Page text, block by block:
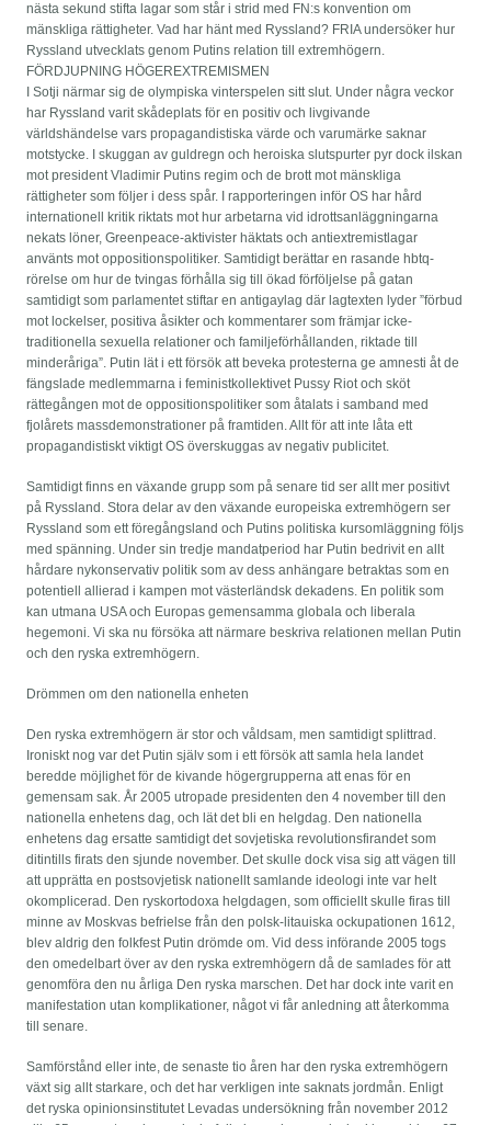
nästa sekund stifta lagar som står i strid med FN:s konvention om
mänskliga rättigheter. Vad har hänt med Ryssland? FRIA undersöker hur
Ryssland utvecklats genom Putins relation till extremhögern.
FÖRDJUPNING HÖGEREXTREMISMEN
I Sotji närmar sig de olympiska vinterspelen sitt slut. Under några veckor
har Ryssland varit skådeplats för en positiv och livgivande
världshändelse vars propagandistiska värde och varumärke saknar
motstycke. I skuggan av guldregn och heroiska slutspurter pyr dock ilskan
mot president Vladimir Putins regim och de brott mot mänskliga
rättigheter som följer i dess spår. I rapporteringen inför OS har hård
internationell kritik riktats mot hur arbetarna vid idrottsanläggningarna
nekats löner, Greenpeace-aktivister häktats och antiextremistlagar
använts mot oppositionspolitiker. Samtidigt berättar en rasande hbtq-
rörelse om hur de tvingas förhålla sig till ökad förföljelse på gatan
samtidigt som parlamentet stiftar en antigaylag där lagtexten lyder ”förbud
mot lockelser, positiva åsikter och kommentarer som främjar icke-
traditionella sexuella relationer och familjeförhållanden, riktade till
minderåriga”. Putin lät i ett försök att beveka protesterna ge amnesti åt de
fängslade medlemmarna i feministkollektivet Pussy Riot och sköt
rättegången mot de oppositionspolitiker som åtalats i samband med
fjolårets massdemonstrationer på framtiden. Allt för att inte låta ett
propagandistiskt viktigt OS överskuggas av negativ publicitet.
Samtidigt finns en växande grupp som på senare tid ser allt mer positivt
på Ryssland. Stora delar av den växande europeiska extremhögern ser
Ryssland som ett föregångsland och Putins politiska kursomläggning följs
med spänning. Under sin tredje mandatperiod har Putin bedrivit en allt
hårdare nykonservativ politik som av dess anhängare betraktas som en
potentiell allierad i kampen mot västerländsk dekadens. En politik som
kan utmana USA och Europas gemensamma globala och liberala
hegemoni. Vi ska nu försöka att närmare beskriva relationen mellan Putin
och den ryska extremhögern.
Drömmen om den nationella enheten
Den ryska extremhögern är stor och våldsam, men samtidigt splittrad.
Ironiskt nog var det Putin själv som i ett försök att samla hela landet
beredde möjlighet för de kivande högergrupperna att enas för en
gemensam sak. År 2005 utropade presidenten den 4 november till den
nationella enhetens dag, och lät det bli en helgdag. Den nationella
enhetens dag ersatte samtidigt det sovjetiska revolutionsfirandet som
ditintills firats den sjunde november. Det skulle dock visa sig att vägen till
att upprätta en postsovjetisk nationellt samlande ideologi inte var helt
okomplicerad. Den ryskortodoxa helgdagen, som officiellt skulle firas till
minne av Moskvas befrielse från den polsk-litauiska ockupationen 1612,
blev aldrig den folkfest Putin drömde om. Vid dess införande 2005 togs
den omedelbart över av den ryska extremhögern då de samlades för att
genomföra den nu årliga Den ryska marschen. Det har dock inte varit en
manifestation utan komplikationer, något vi får anledning att återkomma
till senare.
Samförstånd eller inte, de senaste tio åren har den ryska extremhögern
växt sig allt starkare, och det har verkligen inte saknats jordmån. Enligt
det ryska opinionsinstitutet Levadas undersökning från november 2012